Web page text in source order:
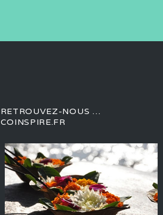
RETROUVEZ-NOUS …
COINSPIRE.FR